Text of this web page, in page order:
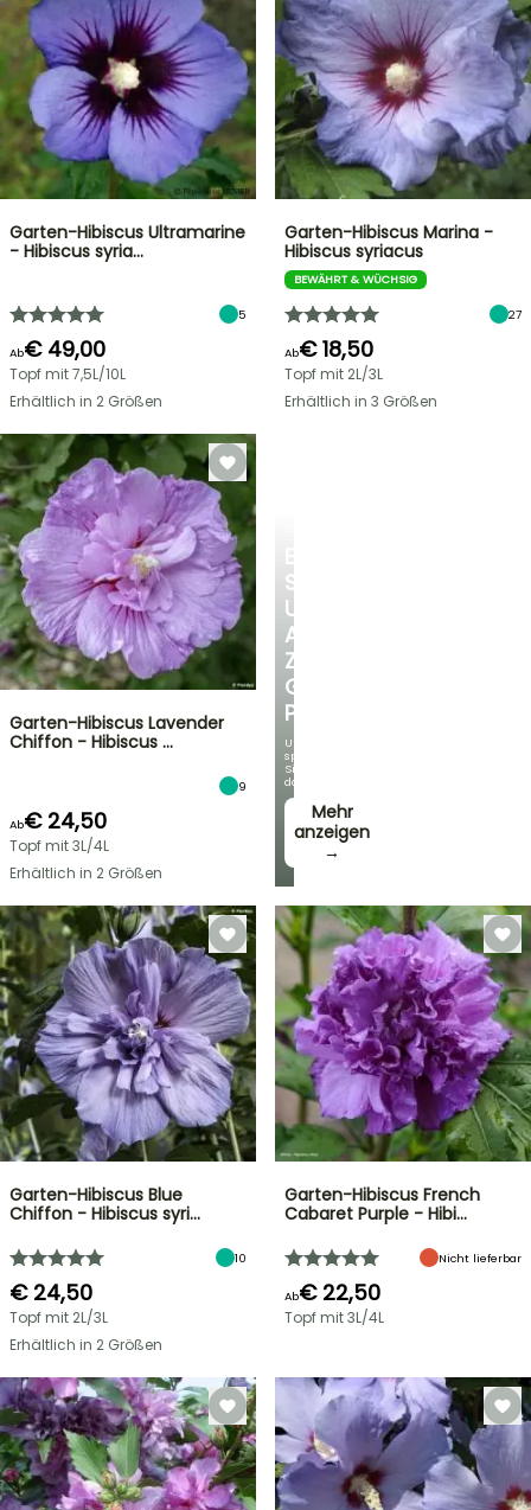
SIE
UNSERE
AUSWAHL
ZU
GÜNSTIGEN
PREISEN
Und
sparen
Sie
dabei!
Mehr
anzeigen
→
Garten-Hibiscus Ultramarine
- Hibiscus syria…
5
Ab€ 49,00
Topf mit 7,5L/10L
Erhältlich in 2 Größen
Garten-Hibiscus Marina -
Hibiscus syriacus
BEWÄHRT & WÜCHSIG
27
Ab€ 18,50
Topf mit 2L/3L
Erhältlich in 3 Größen
Garten-Hibiscus Lavender
Chiffon - Hibiscus …
9
Ab€ 24,50
Topf mit 3L/4L
Erhältlich in 2 Größen
Garten-Hibiscus Blue
Chiffon - Hibiscus syri…
10
€ 24,50
Topf mit 2L/3L
Erhältlich in 2 Größen
Garten-Hibiscus French
Cabaret Purple - Hibi…
Nicht lieferbar
Ab€ 22,50
Topf mit 3L/4L